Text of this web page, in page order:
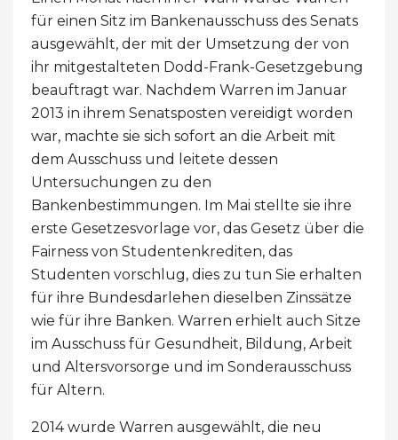
für einen Sitz im Bankenausschuss des Senats
ausgewählt, der mit der Umsetzung der von
ihr mitgestalteten Dodd-Frank-Gesetzgebung
beauftragt war. Nachdem Warren im Januar
2013 in ihrem Senatsposten vereidigt worden
war, machte sie sich sofort an die Arbeit mit
dem Ausschuss und leitete dessen
Untersuchungen zu den
Bankenbestimmungen. Im Mai stellte sie ihre
erste Gesetzesvorlage vor, das Gesetz über die
Fairness von Studentenkrediten, das
Studenten vorschlug, dies zu tun Sie erhalten
für ihre Bundesdarlehen dieselben Zinssätze
wie für ihre Banken. Warren erhielt auch Sitze
im Ausschuss für Gesundheit, Bildung, Arbeit
und Altersvorsorge und im Sonderausschuss
für Altern.
2014 wurde Warren ausgewählt, die neu